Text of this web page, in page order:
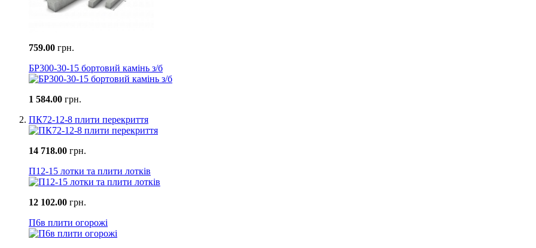
759.00 грн.
БР300-30-15 бортовий камінь з/б
1 584.00 грн.
ПК72-12-8 плити перекриття
14 718.00 грн.
П12-15 лотки та плити лотків
12 102.00 грн.
П6в плити огорожі